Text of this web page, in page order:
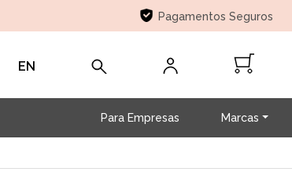
Pagamentos Seguros
EN
Para Empresas Marcas